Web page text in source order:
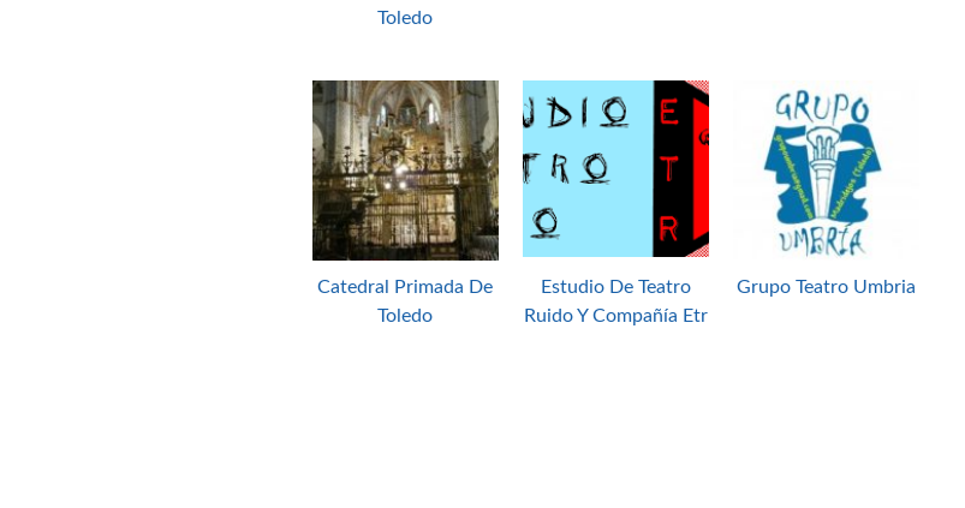
Toledo
Catedral Primada De
Toledo
Estudio De Teatro
Ruido Y Compañía Etr
Grupo Teatro Umbria